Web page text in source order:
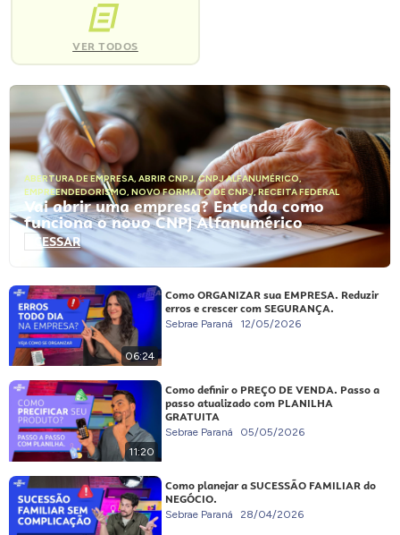
VER TODOS
ABERTURA DE EMPRESA, ABRIR CNPJ,CNPJ ALFANUMÉRICO,
EMPREENDEDORISMO, NOVO FORMATO DE CNPJ,RECEITA FEDERAL
Vai abrir uma empresa? Entenda como
funciona o novo CNPJ Alfanumérico
ACESSAR
06:24
Como ORGANIZAR sua EMPRESA. Reduzir
erros e crescer com SEGURANÇA.
Sebrae Paraná 12/05/2026
11:20
Como definir o PREÇO DE VENDA. Passo a
passo atualizado com PLANILHA
GRATUITA
Sebrae Paraná 05/05/2026
Como planejar a SUCESSÃO FAMILIAR do
NEGÓCIO.
Sebrae Paraná 28/04/2026